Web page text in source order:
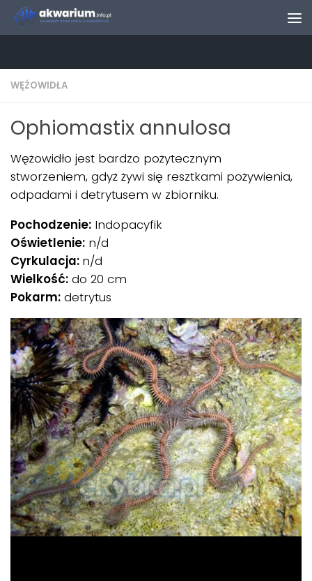
Skip to content
WĘŻOWIDŁA
Ophiomastix annulosa
Wężowidło jest bardzo pożytecznym
stworzeniem, gdyż żywi się resztkami pożywienia,
odpadami i detrytusem w zbiorniku.
Pochodzenie: Indopacyfik
Oświetlenie: n/d
Cyrkulacja: n/d
Wielkość: do 20 cm
Pokarm: detrytus